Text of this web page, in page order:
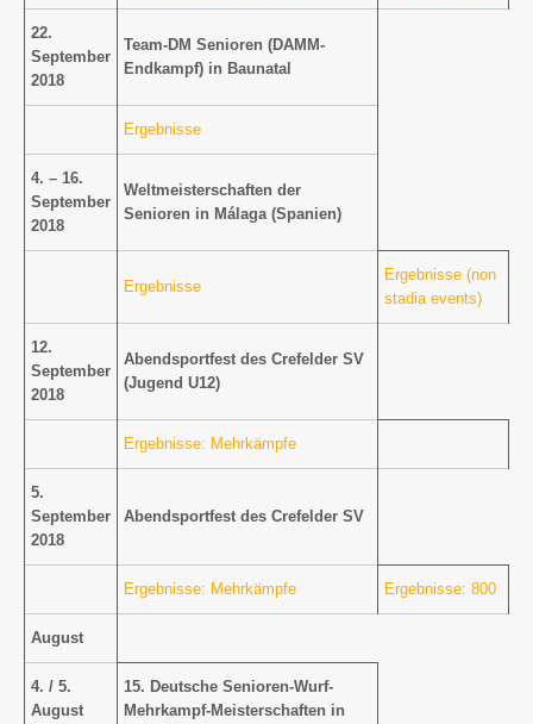
22.
September
2018
Team-DM Senioren (DAMM-
Endkampf) in Baunatal
Ergebnisse
4. – 16.
September
2018
Weltmeisterschaften der
Senioren in Málaga (Spanien)
Ergebnisse
Ergebnisse (non
stadia events)
12.
September
2018
Abendsportfest des Crefelder SV
(Jugend U12)
Ergebnisse: Mehrkämpfe
5.
September
2018
Abendsportfest des Crefelder SV
Ergebnisse: Mehrkämpfe Ergebnisse: 800
August
4. / 5.
August
15. Deutsche Senioren-Wurf-
Mehrkampf-Meisterschaften in